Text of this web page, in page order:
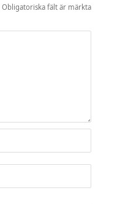
Obligatoriska fält är märkta